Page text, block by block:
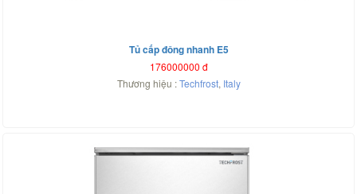
Tủ cấp đông nhanh E5
176000000 đ
Thương hiệu :Techfrost, Italy